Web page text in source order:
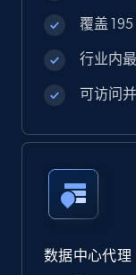
覆盖
行业内
可访问
数据中心代理